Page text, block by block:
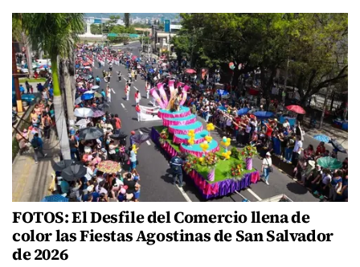
FOTOS: El Desfile del Comercio llena de
color las Fiestas Agostinas de San Salvador
de 2026